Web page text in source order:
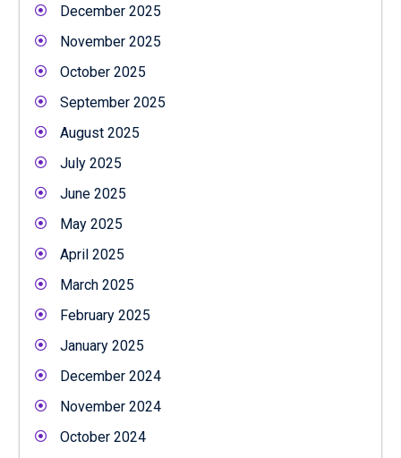
December 2025
November 2025
October 2025
September 2025
August 2025
July 2025
June 2025
May 2025
April 2025
March 2025
February 2025
January 2025
December 2024
November 2024
October 2024